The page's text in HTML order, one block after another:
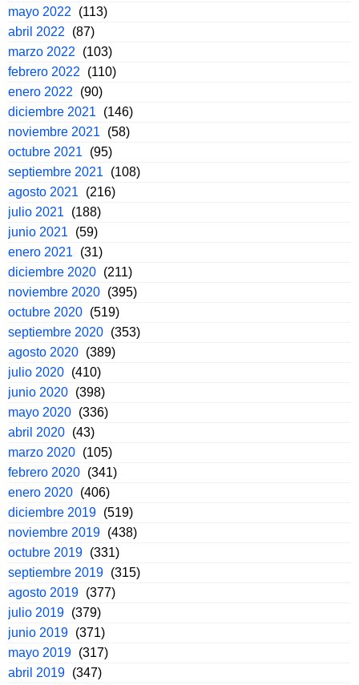
mayo 2022
(113)
abril 2022
(87)
marzo 2022
(103)
febrero 2022
(110)
enero 2022
(90)
diciembre 2021
(146)
noviembre 2021
(58)
octubre 2021
(95)
septiembre 2021
(108)
agosto 2021
(216)
julio 2021
(188)
junio 2021
(59)
enero 2021
(31)
diciembre 2020 (211)
noviembre 2020 (395)
octubre 2020 (519)
septiembre 2020 (353)
agosto 2020 (389)
julio 2020 (410)
junio 2020 (398)
mayo 2020 (336)
abril 2020 (43)
marzo 2020 (105)
febrero 2020 (341)
enero 2020 (406)
diciembre 2019 (519)
noviembre 2019 (438)
octubre 2019 (331)
septiembre 2019 (315)
agosto 2019 (377)
julio 2019 (379)
junio 2019 (371)
mayo 2019 (317)
abril 2019 (347)